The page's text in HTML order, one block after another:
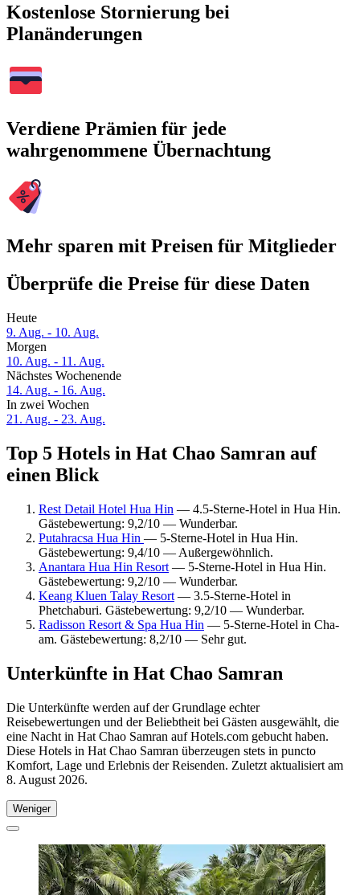
Kostenlose Stornierung bei
Planänderungen
Verdiene Prämien für jede
wahrgenommene Übernachtung
Mehr sparen mit Preisen für Mitglieder
Überprüfe die Preise für diese Daten
Heute
9. Aug. - 10. Aug.
Morgen
10. Aug. - 11. Aug.
Nächstes Wochenende
14. Aug. - 16. Aug.
In zwei Wochen
21. Aug. - 23. Aug.
Top 5 Hotels in Hat Chao Samran auf
einen Blick
Rest Detail Hotel Hua Hin — 4.5-Sterne-Hotel in Hua Hin.
Gästebewertung: 9,2/10 — Wunderbar.
Putahracsa Hua Hin — 5-Sterne-Hotel in Hua Hin.
Gästebewertung: 9,4/10 — Außergewöhnlich.
Anantara Hua Hin Resort — 5-Sterne-Hotel in Hua Hin.
Gästebewertung: 9,2/10 — Wunderbar.
Keang Kluen Talay Resort — 3.5-Sterne-Hotel in
Phetchaburi. Gästebewertung: 9,2/10 — Wunderbar.
Radisson Resort & Spa Hua Hin — 5-Sterne-Hotel in Cha-
am. Gästebewertung: 8,2/10 — Sehr gut.
Unterkünfte in Hat Chao Samran
Die Unterkünfte werden auf der Grundlage echter
Reisebewertungen und der Beliebtheit bei Gästen ausgewählt, die
eine Nacht in Hat Chao Samran auf Hotels.com gebucht haben.
Diese Hotels in Hat Chao Samran überzeugen stets in puncto
Komfort, Lage und Erlebnis der Reisenden. Zuletzt aktualisiert am
8. August 2026.
Weniger